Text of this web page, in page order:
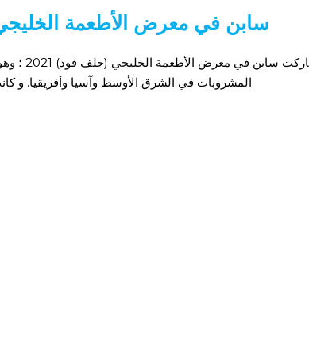
2021 سابن في معرض الأطعمة
المشروبات في الشرق الأوسط وآسيا وأفريقيا. و كانت أيام